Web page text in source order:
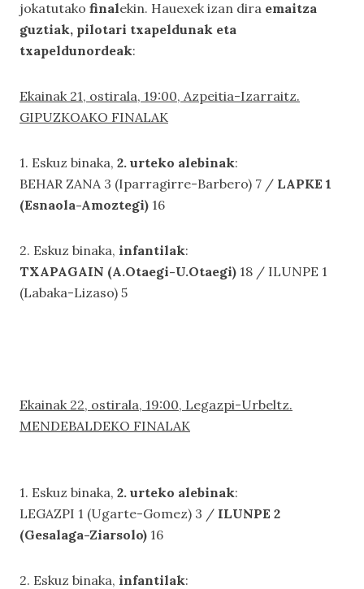
jokatutako finalekin. Hauexek izan dira emaitza
guztiak, pilotari txapeldunak eta
txapeldunordeak:
Ekainak 21, ostirala, 19:00, Azpeitia-Izarraitz.
GIPUZKOAKO FINALAK
1. Eskuz binaka, 2. urteko alebinak:
BEHAR ZANA 3 (Iparragirre-Barbero) 7 / LAPKE 1
(Esnaola-Amoztegi) 16
2. Eskuz binaka, infantilak:
TXAPAGAIN (A.Otaegi-U.Otaegi) 18 / ILUNPE 1
(Labaka-Lizaso) 5
Ekainak 22, ostirala, 19:00, Legazpi-Urbeltz.
MENDEBALDEKO FINALAK
1. Eskuz binaka, 2. urteko alebinak:
LEGAZPI 1 (Ugarte-Gomez) 3 / ILUNPE 2
(Gesalaga-Ziarsolo) 16
2. Eskuz binaka, infantilak: